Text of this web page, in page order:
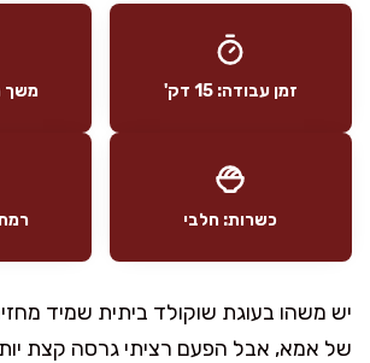
זמן עבודה: 15 דק' משך
כשרות: חלבי רמת
יש משהו בעוגת שוקולד ביתית שמיד
של אמא, אבל הפעם רציתי גרסה קצת